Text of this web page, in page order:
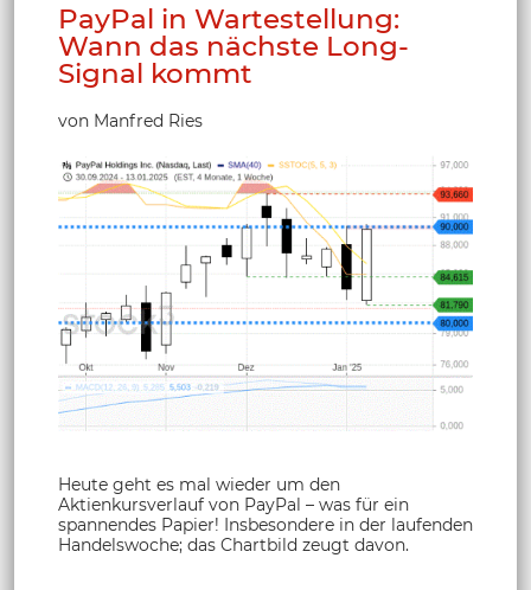
PayPal in Wartestellung:
Wann das nächste Long-
Signal kommt
von Manfred Ries
Heute geht es mal wieder um den
Aktienkursverlauf von PayPal – was für ein
spannendes Papier! Insbesondere in der laufenden
Handelswoche; das Chartbild zeugt davon.